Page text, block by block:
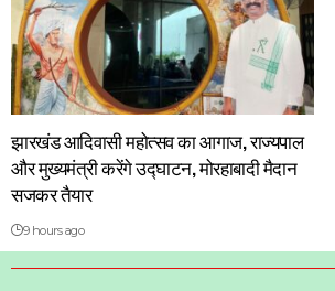
झारखंड आदिवासी महोत्सव का आगाज, राज्यपाल
और मुख्यमंत्री करेंगे उद्घाटन, मोरहाबादी मैदान
सजकर तैयार
9 hours ago